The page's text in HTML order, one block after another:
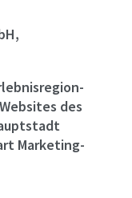
des
Marketing-